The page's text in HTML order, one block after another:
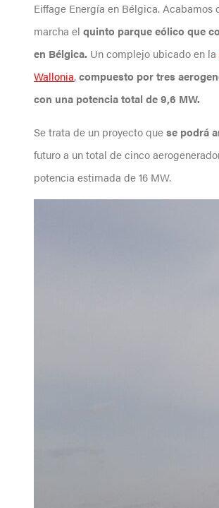
Eiffage Energía en Bélgica. Acabamos
marcha el quinto parque eólico que
en Bélgica. Un complejo ubicado en la
Wallonia,compuesto por tres
con una potencia total de 9,6 MW.
Se trata de un proyecto quese podrá
futuro a un total de cinco
potencia estimada de 16 MW.